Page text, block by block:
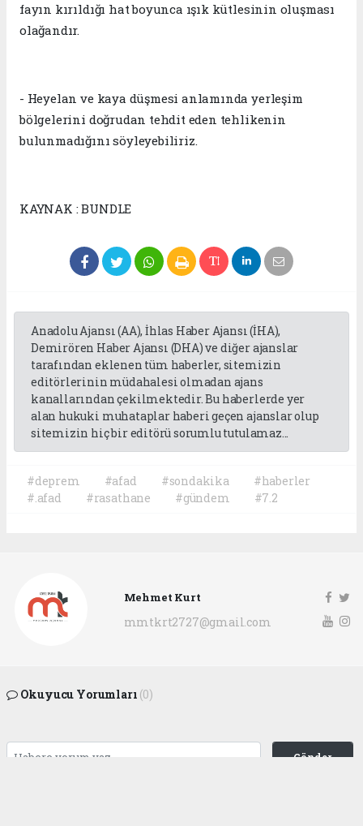
fayın kırıldığı hat boyunca ışık kütlesinin oluşması
olağandır.
- Heyelan ve kaya düşmesi anlamında yerleşim
bölgelerini doğrudan tehdit eden tehlikenin
bulunmadığını söyleyebiliriz.
KAYNAK : BUNDLE
Anadolu Ajansı (AA), İhlas Haber Ajansı (İHA),
Demirören Haber Ajansı (DHA) ve diğer ajanslar
tarafından eklenen tüm haberler, sitemizin
editörlerinin müdahalesi olmadan ajans
kanallarından çekilmektedir. Bu haberlerde yer
alan hukuki muhataplar haberi geçen ajanslar olup
sitemizin hiç bir editörü sorumlu tutulamaz...
#deprem #afad #sondakika
#haberler
#.afad
#rasathane #gündem #7.2
Mehmet Kurt
mmtkrt2727@gmail.com
Okuyucu Yorumları (0)
Gönder